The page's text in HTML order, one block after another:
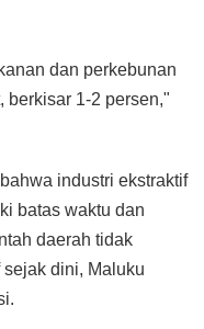
dan perkebunan
berkisar 1-2 persen,"
industri ekstraktif
batas waktu dan
daerah tidak
dini, Maluku